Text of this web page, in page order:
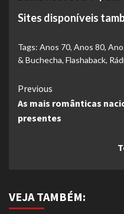
Sites disponíveis
Tags: Anos 70, Anos 80,
& Buchecha, Flashaback,
Continue
Reading
Previous
As mais românticas
presentes
VEJA TAMBÉM: